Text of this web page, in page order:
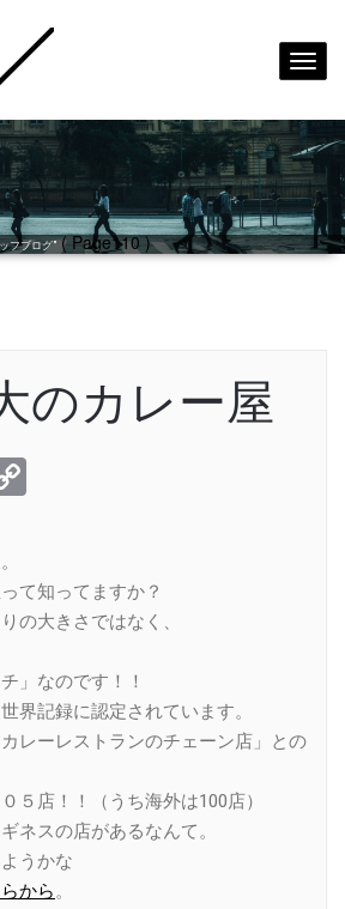
フブログ"( Page110 )
のカレー屋
て知ってますか？
の大きさではなく、
」なのです！！
界記録に認定されています。
カレーレストランのチェーン店」との
５店！！（うち海外は100店）
ネスの店があるなんて。
うかな
から。